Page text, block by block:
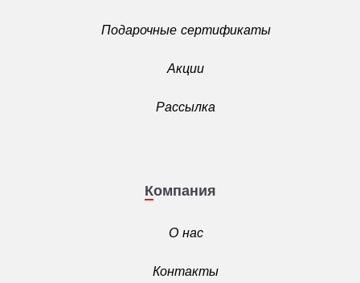
Подарочные сертификаты
Акции
Рассылка
Компания
О нас
Контакты